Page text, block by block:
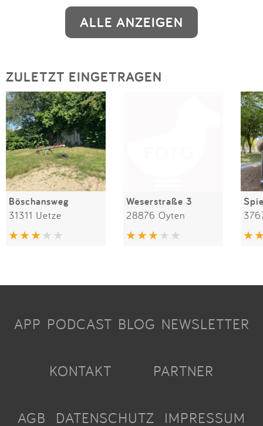
ALLE ANZEIGEN
ZULETZT EINGETRAGEN
Böschansweg
31311 Uetze
Weserstraße 3
28876 Oyten
APP PODCAST BLOG NEWSLETTER
KONTAKT PARTNER
AGB DATENSCHUTZ IMPRESSUM